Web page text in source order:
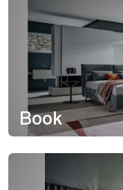
Book